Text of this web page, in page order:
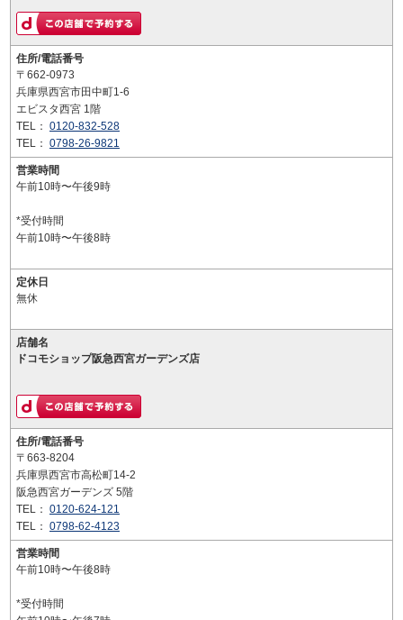
住所/電話番号
〒662-0973
兵庫県西宮市田中町1-6
エビスタ西宮 1階
TEL： 0120-832-528
TEL： 0798-26-9821
営業時間
午前10時〜午後9時
*受付時間
午前10時〜午後8時
定休日
無休
店舗名
ドコモショップ阪急西宮ガーデンズ店
住所/電話番号
〒663-8204
兵庫県西宮市高松町14-2
阪急西宮ガーデンズ 5階
TEL： 0120-624-121
TEL： 0798-62-4123
営業時間
午前10時〜午後8時
*受付時間